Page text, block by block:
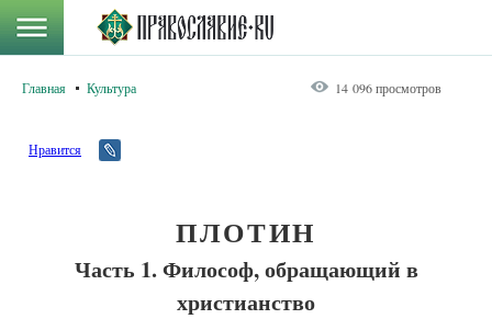
Главная Культура 14 096 просмотров
Нравится
ПЛОТИН
Часть 1. Философ, обращающий в
христианство